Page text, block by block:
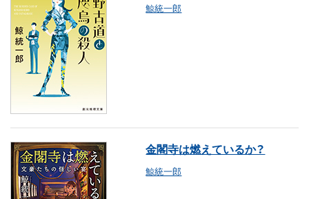
鯨統一郎
金閣寺は燃えているか？
鯨統一郎